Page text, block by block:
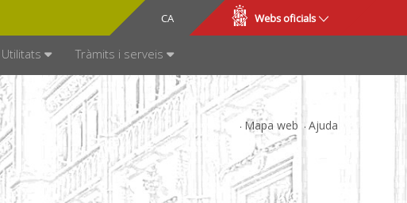
CA
ES Webs oficials
Utilitats Tràmits i serveis
Mapa web Ajuda